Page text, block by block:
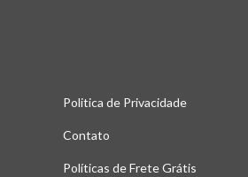
Politica de Privacidade
Contato
Políticas de Frete Grátis